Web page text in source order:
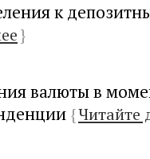
к
}
валюты в
{Читайте